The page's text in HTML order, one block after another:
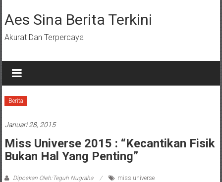
ke
konten
Aes Sina Berita Terkini
Akurat Dan Terpercaya
Berita
Januari 28, 2015
Miss Universe 2015 : “kecantikan Fisik
Bukan Hal Yang Penting”
Diposkan Oleh:Teguh Nugraha miss universe